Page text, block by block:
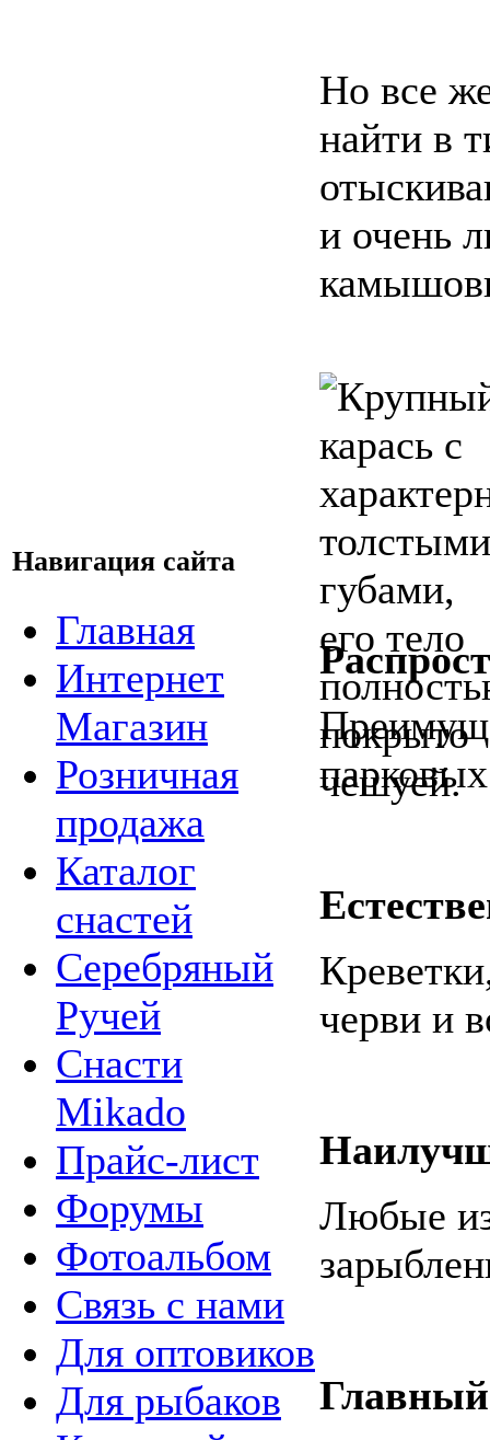
Навигация сайта
Главная
Интернет
Магазин
Розничная
продажа
Каталог
снастей
Серебряный
Ручей
Снасти
Mikado
Прайс-лист
Форумы
Фотоальбом
Связь с нами
Для оптовиков
Для рыбаков
Но все
найти в
и очень
черви и
Любые
Главный